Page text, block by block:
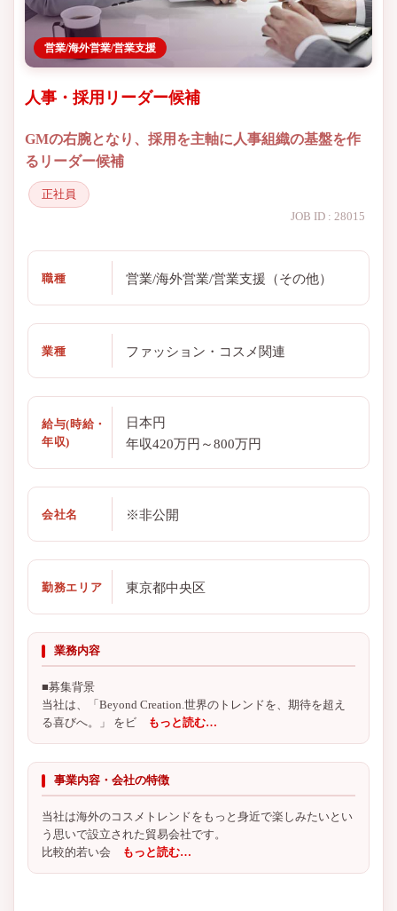
営業/海外営業/営業支援
人事・採用リーダー候補
GMの右腕となり、採用を主軸に人事組織の基盤を作
るリーダー候補
正社員
JOB ID : 28015
職種 営業/海外営業/営業支援（その他）
業種 ファッション・コスメ関連
給与(時給・
年収)
日本円
年収420万円～800万円
会社名 ※非公開
勤務エリア 東京都中央区
業務内容
■募集背景
当社は、「Beyond Creation.世界のトレンドを、期待を超え
る喜びへ。」 をビ もっと読む…
事業内容・会社の特徴
当社は海外のコスメトレンドをもっと身近で楽しみたいとい
う思いで設立された貿易会社です。
比較的若い会 もっと読む…